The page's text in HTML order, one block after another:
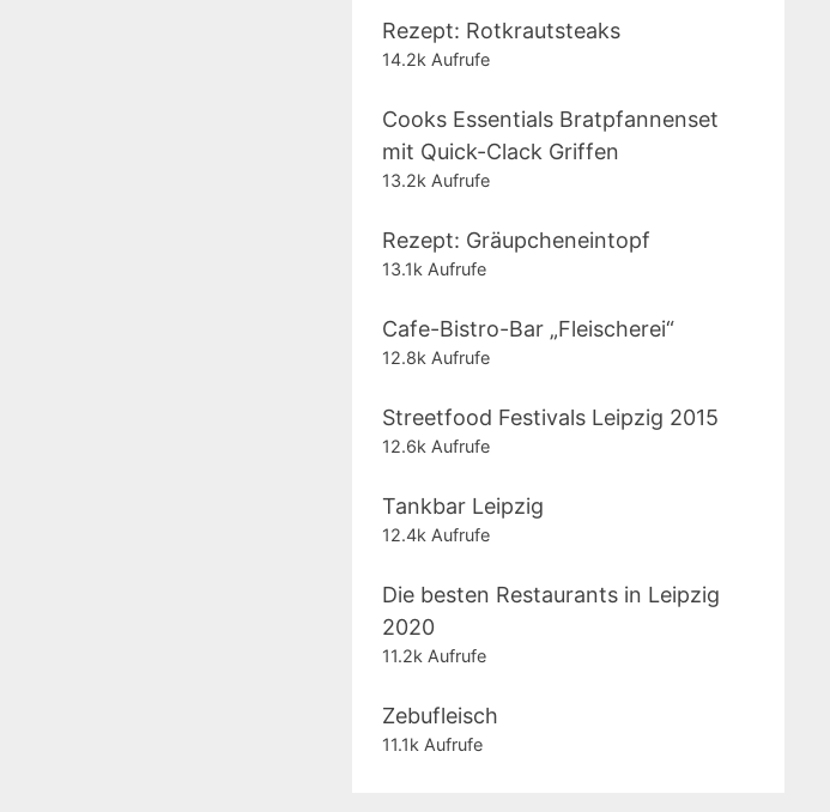
Rezept: Rotkrautsteaks
14.2k Aufrufe
Cooks Essentials Bratpfannenset
mit Quick-Clack Griffen
13.2k Aufrufe
Rezept: Gräupcheneintopf
13.1k Aufrufe
Cafe-Bistro-Bar „Fleischerei“
12.8k Aufrufe
Streetfood Festivals Leipzig 2015
12.6k Aufrufe
Tankbar Leipzig
12.4k Aufrufe
Die besten Restaurants in Leipzig
2020
11.2k Aufrufe
Zebufleisch
11.1k Aufrufe